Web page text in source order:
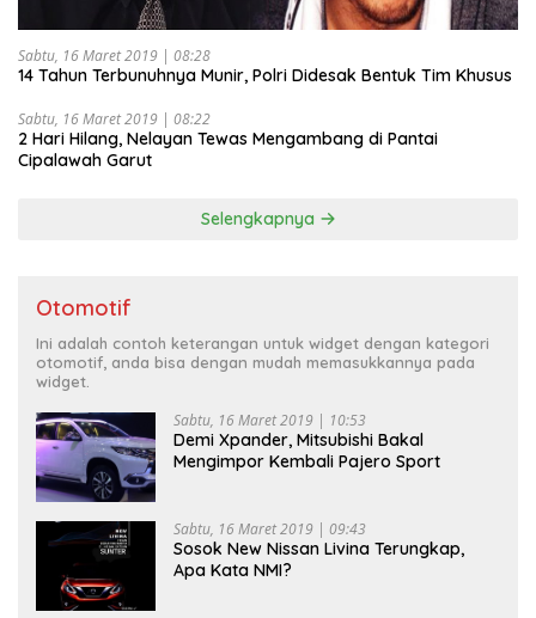
Sabtu, 16 Maret 2019 | 08:28
14 Tahun Terbunuhnya Munir, Polri Didesak Bentuk Tim Khusus
Sabtu, 16 Maret 2019 | 08:22
2 Hari Hilang, Nelayan Tewas Mengambang di Pantai
Cipalawah Garut
Selengkapnya
Otomotif
Ini adalah contoh keterangan untuk widget dengan kategori
otomotif, anda bisa dengan mudah memasukkannya pada
widget.
Sabtu, 16 Maret 2019 | 10:53
Demi Xpander, Mitsubishi Bakal
Mengimpor Kembali Pajero Sport
Sabtu, 16 Maret 2019 | 09:43
Sosok New Nissan Livina Terungkap,
Apa Kata NMI?